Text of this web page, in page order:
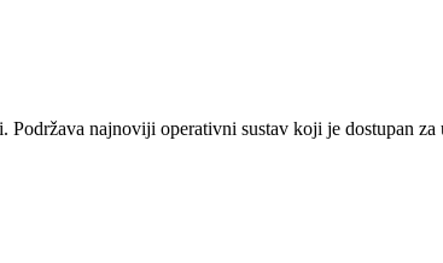
najnoviji operativni sustav koji je dostupan